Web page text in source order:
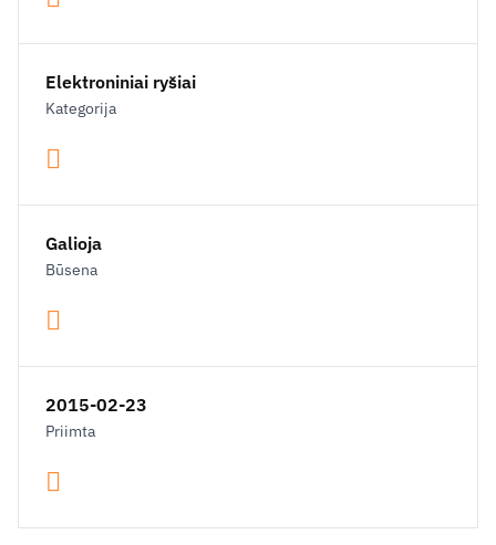
Elektroniniai ryšiai
Kategorija
Galioja
Būsena
2015-02-23
Priimta